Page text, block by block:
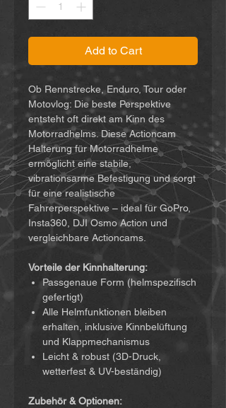
Add to Cart
Ob Rennstrecke, Enduro, Tour oder
Motovlog: Die beste Perspektive
entsteht oft direkt am Kinn des
Motorradhelms. Diese Actioncam
Halterung für Motorradhelme
ermöglicht eine stabile,
vibrationsarme Befestigung und sorgt
für eine realistische
Fahrerperspektive – ideal für GoPro,
Insta360, DJI Osmo Action und
vergleichbare Actioncams.
Vorteile der Kinnhalterung:
Passgenaue Form (helmspezifisch
gefertigt)
Alle Helmfunktionen bleiben
erhalten, inklusive Kinnbelüftung
und Klappmechanismus
Leicht & robust (3D-Druck,
wetterfest & UV-beständig)
Zubehör & Optionen: